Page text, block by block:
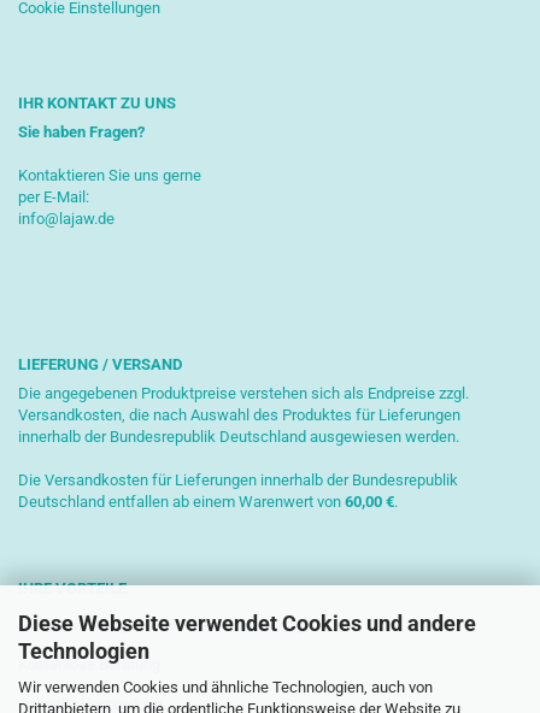
Diese Webseite verwendet Cookies und andere
Technologien
Wir verwenden Cookies und ähnliche Technologien, auch von
Drittanbietern, um die ordentliche Funktionsweise der Website zu
Cookie Einstellungen
IHR KONTAKT ZU UNS
Sie haben Fragen?
Kontaktieren Sie uns gerne
per E-Mail:
info@lajaw.de
LIEFERUNG / VERSAND
Die angegebenen Produktpreise verstehen sich als Endpreise zzgl.
Versandkosten, die nach Auswahl des Produktes für Lieferungen
innerhalb der Bundesrepublik Deutschland ausgewiesen werden.
Die Versandkosten für Lieferungen innerhalb der Bundesrepublik
Deutschland entfallen ab einem Warenwert von 60,00 €.
IHRE VORTEILE
Sichere Zahlung mit SSL-Verschlüsselung
Kostenlose Beratung
Schnelle Versendung